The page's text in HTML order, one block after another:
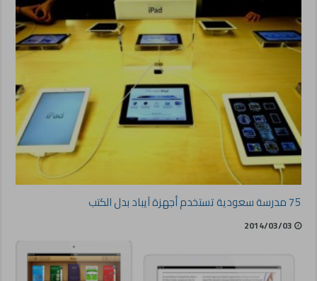
75 مدرسة سعودية تستخدم أجهزة آيباد بدل الكتب
2014/03/03